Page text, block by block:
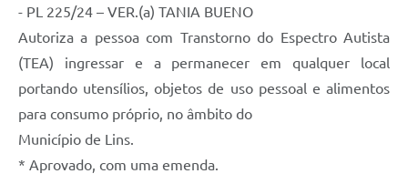
- PL 225/24 – VER.(a) TANIA BUENO
Autoriza a pessoa com Transtorno do Espectro Autista
(TEA) ingressar e a permanecer em qualquer local
portando utensílios, objetos de uso pessoal e alimentos
para consumo próprio, no âmbito do
Município de Lins.
* Aprovado, com uma emenda.